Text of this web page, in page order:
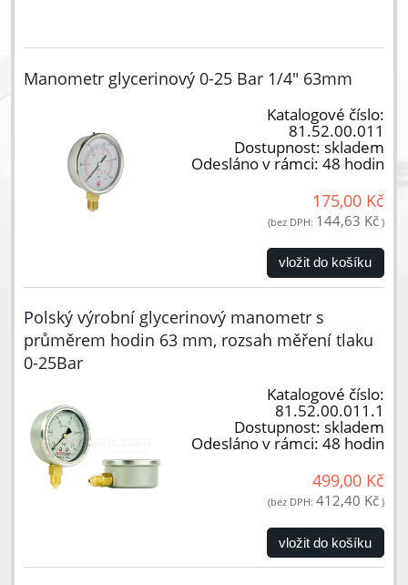
Manometr glycerinový 0-25 Bar 1/4" 63mm
Katalogové číslo:
81.52.00.011
Dostupnost: skladem
Odesláno v rámci: 48 hodin
175,00 Kč
(bez DPH: 144,63 Kč )
vložit do košíku
Polský výrobní glycerinový manometr s
průměrem hodin 63 mm, rozsah měření tlaku
0-25Bar
Katalogové číslo:
81.52.00.011.1
Dostupnost: skladem
Odesláno v rámci: 48 hodin
499,00 Kč
(bez DPH: 412,40 Kč )
vložit do košíku